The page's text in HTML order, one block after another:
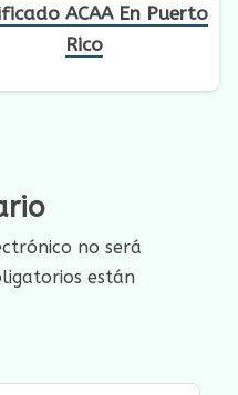
ACAA En Puerto
Rico
no será
están